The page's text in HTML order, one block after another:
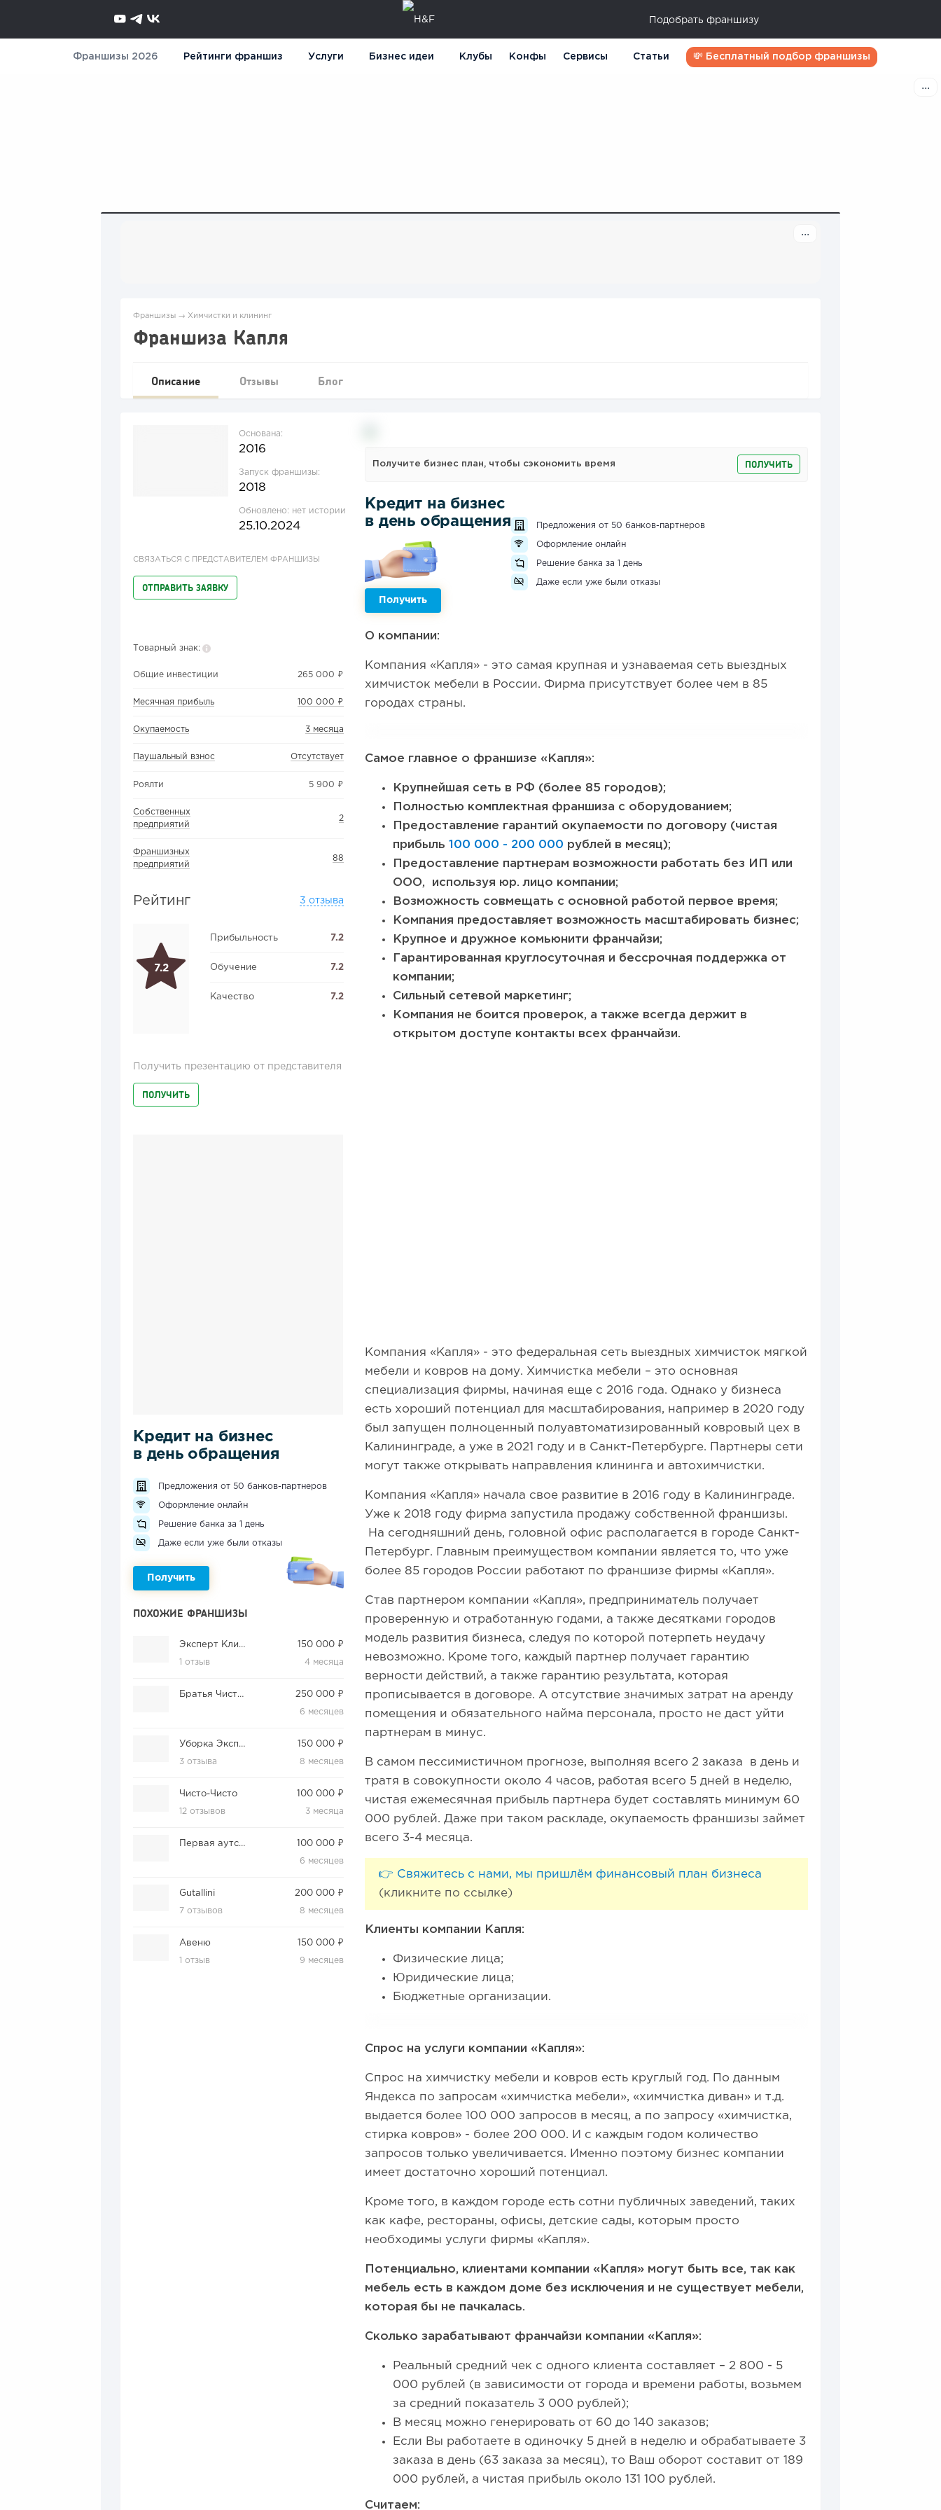
Подобрать франшизу
Франшизы 2026 Рейтинги франшиз Услуги Бизнес идеи Клубы Конфы Сервисы Статьи 💸 Бесплатный подбор франшизы
Франшизы → Химчистки и клининг
Франшиза Капля
Описание Отзывы Блог
Основана:
2016
Запуск франшизы:
2018
Обновлено: нет истории
25.10.2024
СВЯЗАТЬСЯ С ПРЕДСТАВИТЕЛЕМ ФРАНШИЗЫ
ОТПРАВИТЬ ЗАЯВКУ
Товарный знак:
Общие инвестиции 265 000 ₽
Месячная прибыль 100 000 ₽
Окупаемость 3 месяца
Паушальный взнос Отсутствует
Роялти 5 900 ₽
Собственных
предприятий
2
Франшизных
предприятий
88
Рейтинг 3 отзыва
7.2
Прибыльность 7.2
Обучение 7.2
Качество 7.2
Получить презентацию от представителя
ПОЛУЧИТЬ
Кредит на бизнес
в день обращения
Предложения от 50 банков-партнеров
Оформление онлайн
Решение банка за 1 день
Даже если уже были отказы
Получить
ПОХОЖИЕ ФРАНШИЗЫ
Эксперт Клининг
1 отзыв
150 000 ₽
4 месяца
Братья Чистовы 250 000 ₽
6 месяцев
Уборка Эксперт
3 отзыва
150 000 ₽
8 месяцев
Чисто-Чисто
12 отзывов
100 000 ₽
3 месяца
Первая аутсорсинговая компания 100 000 ₽
6 месяцев
Gutallini
7 отзывов
200 000 ₽
8 месяцев
Авеню
1 отзыв
150 000 ₽
9 месяцев
Получите бизнес план, чтобы сэкономить время ПОЛУЧИТЬ
Кредит на бизнес
в день обращения
Получить
Предложения от 50 банков-партнеров
Оформление онлайн
Решение банка за 1 день
Даже если уже были отказы
О компании:
Компания «Капля» - это самая крупная и узнаваемая сеть выездных
химчисток мебели в России. Фирма присутствует более чем в 85
городах страны.
Самое главное о франшизе «Капля»:
Крупнейшая сеть в РФ (более 85 городов);
Полностью комплектная франшиза с оборудованием;
Предоставление гарантий окупаемости по договору (чистая
прибыль100 000 - 200 000 рублей в месяц);
Предоставление партнерам возможности работать без ИП или
ООО, используя юр. лицо компании;
Возможность совмещать с основной работой первое время;
Компания предоставляет возможность масштабировать бизнес;
Крупное и дружное комьюнити франчайзи;
Гарантированная круглосуточная и бессрочная поддержка от
компании;
Сильный сетевой маркетинг;
Компания не боится проверок, а также всегда держит в
открытом доступе контакты всех франчайзи.
Компания «Капля» - это федеральная сеть выездных химчисток мягкой
мебели и ковров на дому. Химчистка мебели – это основная
специализация фирмы, начиная еще c 2016 года. Однако у бизнеса
есть хороший потенциал для масштабирования, например в 2020 году
был запущен полноценный полуавтоматизированный ковровый цех в
Калининграде, а уже в 2021 году и в Санкт-Петербурге. Партнеры сети
могут также открывать направления клининга и автохимчистки.
Компания «Капля» начала свое развитие в 2016 году в Калининграде.
Уже к 2018 году фирма запустила продажу собственной франшизы.
На сегодняшний день, головной офис располагается в городе Санкт-
Петербург. Главным преимуществом компании является то, что уже
более 85 городов России работают по франшизе фирмы «Капля».
Став партнером компании «Капля», предприниматель получает
проверенную и отработанную годами, а также десятками городов
модель развития бизнеса, следуя по которой потерпеть неудачу
невозможно. Кроме того, каждый партнер получает гарантию
верности действий, а также гарантию результата, которая
прописывается в договоре. А отсутствие значимых затрат на аренду
помещения и обязательного найма персонала, просто не даст уйти
партнерам в минус.
В самом пессимистичном прогнозе, выполняя всего 2 заказа в день и
тратя в совокупности около 4 часов, работая всего 5 дней в неделю,
чистая ежемесячная прибыль партнера будет составлять минимум 60
000 рублей. Даже при таком раскладе, окупаемость франшизы займет
всего 3-4 месяца.
👉 Свяжитесь с нами, мы пришлём финансовый план бизнеса
(кликните по ссылке)
Клиенты компании Капля:
Физические лица;
Юридические лица;
Бюджетные организации.
Спрос на услуги компании «Капля»:
Спрос на химчистку мебели и ковров есть круглый год. По данным
Яндекса по запросам «химчистка мебели», «химчистка диван» и т.д.
выдается более 100 000 запросов в месяц, а по запросу «химчистка,
стирка ковров» - более 200 000. И с каждым годом количество
запросов только увеличивается. Именно поэтому бизнес компании
имеет достаточно хороший потенциал.
Кроме того, в каждом городе есть сотни публичных заведений, таких
как кафе, рестораны, офисы, детские сады, которым просто
необходимы услуги фирмы «Капля».
Потенциально, клиентами компании «Капля» могут быть все, так как
мебель есть в каждом доме без исключения и не существует мебели,
которая бы не пачкалась.
Сколько зарабатывают франчайзи компании «Капля»:
Реальный средний чек с одного клиента составляет – 2 800 - 5
000 рублей (в зависимости от города и времени работы, возьмем
за средний показатель 3 000 рублей);
В месяц можно генерировать от 60 до 140 заказов;
Если Вы работаете в одиночку 5 дней в неделю и обрабатываете 3
заказа в день (63 заказа за месяц), то Ваш оборот составит от 189
000 рублей, а чистая прибыль около 131 100 рублей.
Считаем: